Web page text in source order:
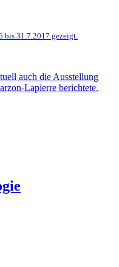
bis 31.7.2017 gezeigt.
auch die Ausstellung
Lapierre berichtete.